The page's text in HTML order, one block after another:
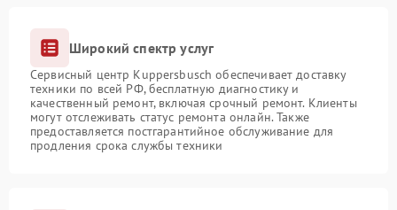
Широкий спектр услуг
Сервисный центр Kuppersbusch обеспечивает доставку
техники по всей РФ, бесплатную диагностику и
качественный ремонт, включая срочный ремонт. Клиенты
могут отслеживать статус ремонта онлайн. Также
предоставляется постгарантийное обслуживание для
продления срока службы техники